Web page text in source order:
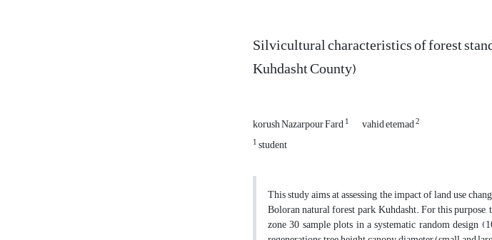
Silvicultural characteristics of forest
Kuhdasht County)
korush Nazarpour Fard1 vahid etemad2
1student
This study aims at assessing the impact of land use
Boloran natural forest park, Kuhdasht. For this
zone 30 sample plots in a systematic random design